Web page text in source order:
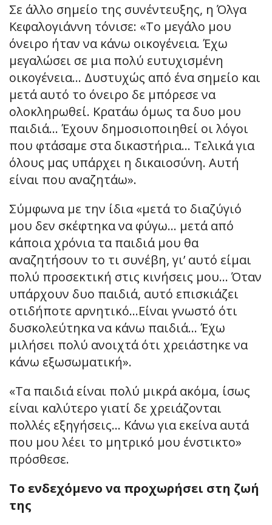
Σε άλλο σημείο της συνέντευξης, η Όλγα
Κεφαλογιάννη τόνισε: «Το μεγάλο μου
όνειρο ήταν να κάνω οικογένεια. Έχω
μεγαλώσει σε μια πολύ ευτυχισμένη
οικογένεια… Δυστυχώς από ένα σημείο και
μετά αυτό το όνειρο δε μπόρεσε να
ολοκληρωθεί. Κρατάω όμως τα δυο μου
παιδιά… Έχουν δημοσιοποιηθεί οι λόγοι
που φτάσαμε στα δικαστήρια… Τελικά για
όλους μας υπάρχει η δικαιοσύνη. Αυτή
είναι που αναζητάω».
Σύμφωνα με την ίδια «μετά το διαζύγιό
μου δεν σκέφτηκα να φύγω… μετά από
κάποια χρόνια τα παιδιά μου θα
αναζητήσουν το τι συνέβη, γι’ αυτό είμαι
πολύ προσεκτική στις κινήσεις μου… Όταν
υπάρχουν δυο παιδιά, αυτό επισκιάζει
οτιδήποτε αρνητικό…Είναι γνωστό ότι
δυσκολεύτηκα να κάνω παιδιά… Έχω
μιλήσει πολύ ανοιχτά ότι χρειάστηκε να
κάνω εξωσωματική».
«Τα παιδιά είναι πολύ μικρά ακόμα, ίσως
είναι καλύτερο γιατί δε χρειάζονται
πολλές εξηγήσεις… Κάνω για εκείνα αυτά
που μου λέει το μητρικό μου ένστικτο»
πρόσθεσε.
Το ενδεχόμενο να προχωρήσει στη ζωή
της